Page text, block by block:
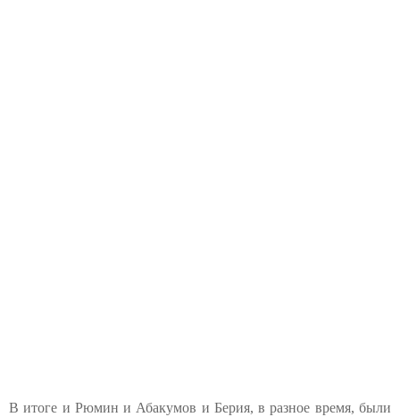
В итоге и Рюмин и Абакумов и Берия, в разное время, были